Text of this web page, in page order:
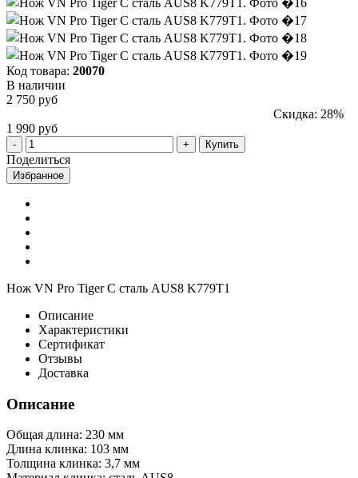
Код товара: 20070
В наличии
2 750 руб
Скидка: 28%
1 990 руб
Купить
Поделиться
Избранное
Нож VN Pro Tiger C сталь AUS8 K779T1
Описание
Характеристики
Сертификат
Отзывы
Доставка
Описание
Общая длина: 230 мм
Длина клинка: 103 мм
Толщина клинка: 3,7 мм